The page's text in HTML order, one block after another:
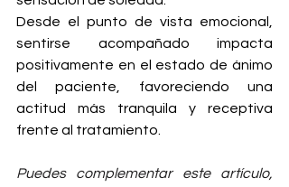
Desde el punto de vista emocional,
sentirse acompañado impacta
positivamente en el estado de ánimo
del paciente, favoreciendo una
actitud más tranquila y receptiva
frente al tratamiento.
Puedes complementar este artículo,